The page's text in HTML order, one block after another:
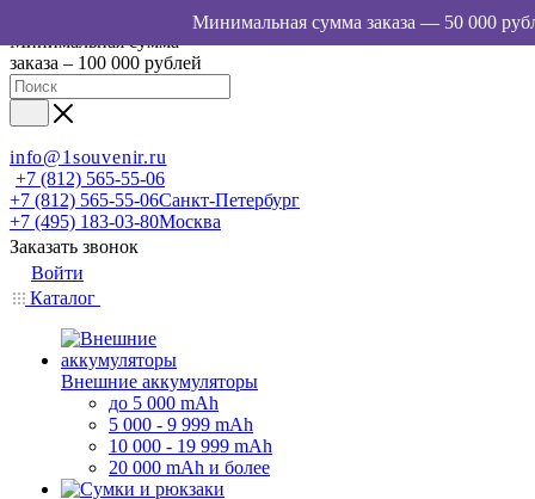
Минимальная сумма
заказа – 100 000 рублей
info@1souvenir.ru
+7 (812) 565-55-06
+7 (812) 565-55-06Санкт-Петербург
+7 (495) 183-03-80Москва
Заказать звонок
Войти
Каталог
Внешние аккумуляторы
до 5 000 mAh
5 000 - 9 999 mAh
10 000 - 19 999 mAh
20 000 mAh и более